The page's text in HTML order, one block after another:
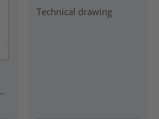
Technical drawing